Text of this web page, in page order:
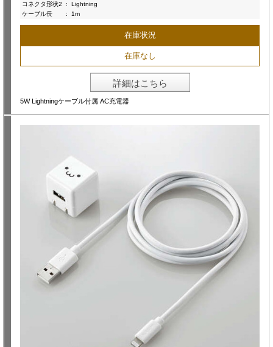
コネクタ形状2
:
Lightning
ケーブル長
: 1m
在庫状況
在庫なし
詳細はこちら
5W Lightningケーブル付属 AC充電器